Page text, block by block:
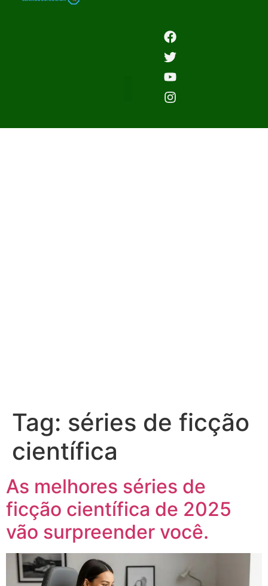
Tag: séries de ficção
científica
As melhores séries de
ficção científica de 2025
vão surpreender você.